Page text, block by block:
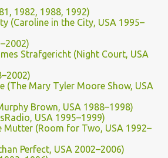
1982, 1988, 1992)
(Caroline in the City, USA 1995–
Strafgericht (Night Court, USA
(The Mary Tyler Moore Show, USA
Brown, USA 1988–1998)
USA 1995–1999)
Mutter (Room for Two, USA 1992–
Perfect, USA 2002–2006)